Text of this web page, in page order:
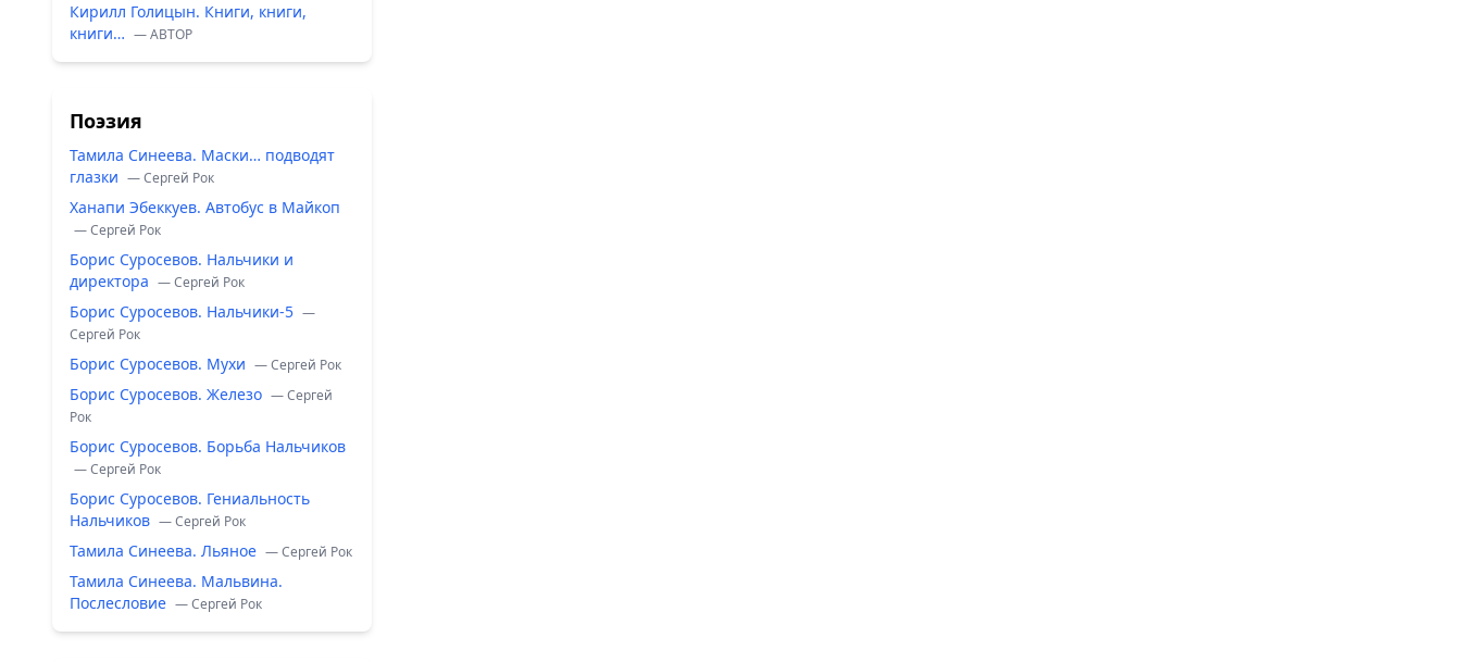
Кирилл Голицын. Книги, книги,
книги… — ABTOP
Поэзия
Тамила Синеева. Маски… подводят
глазки — Сергей Рок
Ханапи Эбеккуев. Автобус в Майкоп
— Сергей Рок
Борис Суросевов. Нальчики и
директора — Сергей Рок
Борис Суросевов. Нальчики-5 —
Сергей Рок
Борис Суросевов. Мухи — Сергей Рок
Борис Суросевов. Железо — Сергей
Рок
Борис Суросевов. Борьба Нальчиков
— Сергей Рок
Борис Суросевов. Гениальность
Нальчиков — Сергей Рок
Тамила Синеева. Льяное — Сергей Рок
Тамила Синеева. Мальвина.
Послесловие — Сергей Рок